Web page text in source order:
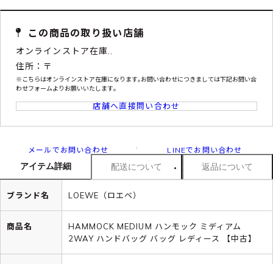
この商品の取り扱い店舗
オンラインストア在庫..
住所：〒
※こちらはオンラインストア在庫になります｡お問い合わせにつきましては下記お問い合
わせフォームよりお願いいたします｡
店舗へ直接問い合わせ
メールでお問い合わせ LINEでお問い合わせ
アイテム詳細 配送について 返品について
ブランド名 LOEWE（ロエベ）
商品名
HAMMOCK MEDIUM ハンモック ミディアム
2WAY ハンドバッグ バッグ レディース 【中古】